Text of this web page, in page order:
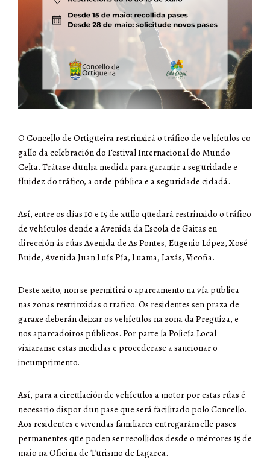
O Concello de Ortigueira restrinxirá o tráfico de vehículos co
gallo da celebración do Festival Internacional do Mundo
Celta. Trátase dunha medida para garantir a seguridade e
fluidez do tráfico, a orde pública e a seguridade cidadá.
Así, entre os días 10 e 15 de xullo quedará restrinxido o tráfico
de vehículos dende a Avenida da Escola de Gaitas en
dirección ás rúas Avenida de As Pontes, Eugenio López, Xosé
Buide, Avenida Juan Luís Pía, Luama, Laxás, Vicoña.
Deste xeito, non se permitirá o aparcamento na vía publica
nas zonas restrinxidas o trafico. Os residentes sen praza de
garaxe deberán deixar os vehículos na zona da Preguiza, e
nos aparcadoiros públicos. Por parte la Policía Local
vixiaranse estas medidas e procederase a sancionar o
incumprimento.
Así, para a circulación de vehículos a motor por estas rúas é
necesario dispor dun pase que será facilitado polo Concello.
Aos residentes e vivendas familiares entregaránselle pases
permanentes que poden ser recollidos desde o mércores 15 de
maio na Oficina de Turismo de Lagarea.